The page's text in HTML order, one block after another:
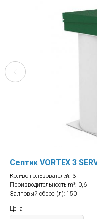
Септик VORTEX 3
Кол-во пользователей: 3
Производительность m³: 0,6
Залповый сброс (л): 150
Цена